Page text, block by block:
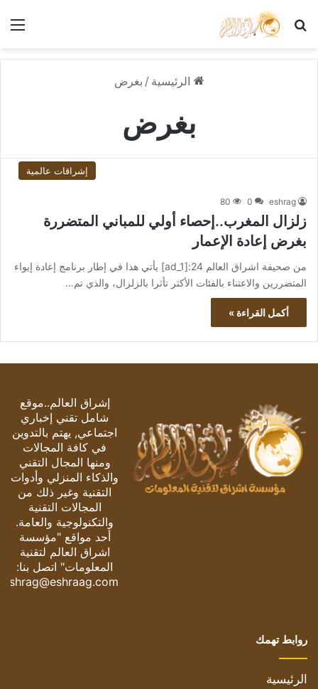
بحث عن
الرئيسية / بغرض
بغرض
إشراقات عالمية
eshrag
0
80
زلزال المغرب..إحصاء أولي للمباني المتضررة
بغرض إعادة الإعمار
من صحيفة اشراق العالم 24:[ad_1] يأتي هذا في إطار برنامج إعادة إيواء
المتضررين والاعتناء بالفئات الأكثر تأثرا بالزلزال، والذي تم…
أكمل القراءة »
إشراق العالم..موقع
شامل تقني إخباري
اجتماعي, يهتم بالتدوين
في كافة المجالات
ومنها المجال التقني
والذكاء المنزلي وأدوات
التقنية وغير ذلك من
المجالات التقنية
والتكنولوجية والعامة.
أحد مواقع "مؤسسة
اشراق العالم لتقنية
المعلومات" اتصل بنا:
eshrag@eshraag.com
روابط تهمك
الرئيسية